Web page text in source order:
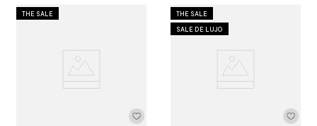
THE SALE
THE SALE
SALE DE LUJO